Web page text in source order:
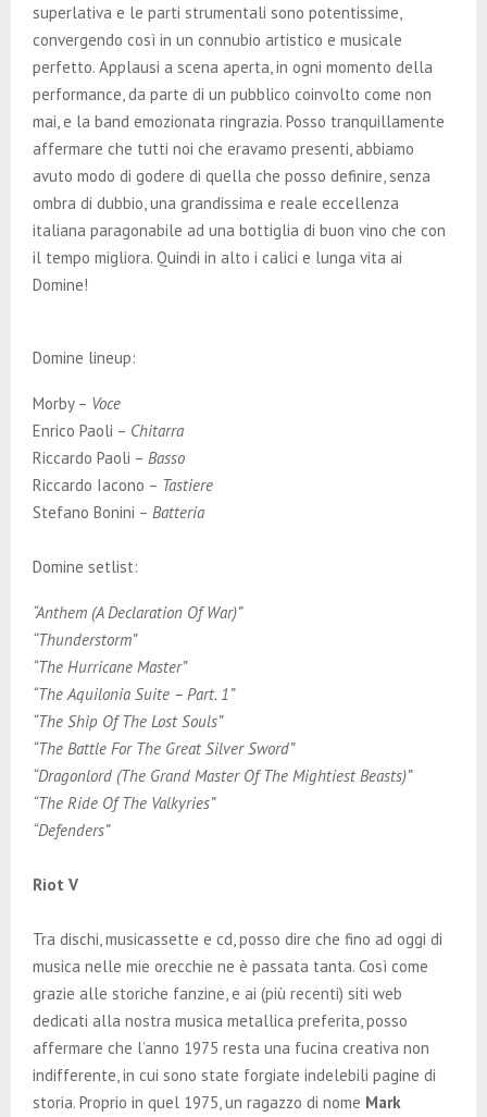
superlativa e le parti strumentali sono potentissime,
convergendo così in un connubio artistico e musicale
perfetto. Applausi a scena aperta, in ogni momento della
performance, da parte di un pubblico coinvolto come non
mai, e la band emozionata ringrazia. Posso tranquillamente
affermare che tutti noi che eravamo presenti, abbiamo
avuto modo di godere di quella che posso definire, senza
ombra di dubbio, una grandissima e reale eccellenza
italiana paragonabile ad una bottiglia di buon vino che con
il tempo migliora. Quindi in alto i calici e lunga vita ai
Domine!
Domine lineup:
Morby – Voce
Enrico Paoli – Chitarra
Riccardo Paoli – Basso
Riccardo Iacono – Tastiere
Stefano Bonini – Batteria
Domine setlist:
“Anthem (A Declaration Of War)”
“Thunderstorm”
“The Hurricane Master”
“The Aquilonia Suite – Part. 1”
“The Ship Of The Lost Souls”
“The Battle For The Great Silver Sword”
“Dragonlord (The Grand Master Of The Mightiest Beasts)”
“The Ride Of The Valkyries”
“Defenders”
Riot V
Tra dischi, musicassette e cd, posso dire che fino ad oggi di
musica nelle mie orecchie ne è passata tanta. Così come
grazie alle storiche fanzine, e ai (più recenti) siti web
dedicati alla nostra musica metallica preferita, posso
affermare che l’anno 1975 resta una fucina creativa non
indifferente, in cui sono state forgiate indelebili pagine di
storia. Proprio in quel 1975, un ragazzo di nome Mark